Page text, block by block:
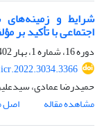
شرایط و
اجتماعی با تأکید بر
دوره 16، شماره 1، بهار 1402، صفحه
حمیدرضا عمادی،
مشاهده مقاله
اصل